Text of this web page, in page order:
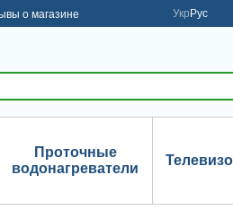
о магазине Укр Рус
Проточные
водонагреватели